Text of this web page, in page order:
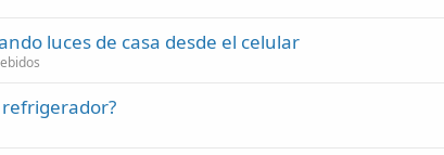
luces de casa desde el celular